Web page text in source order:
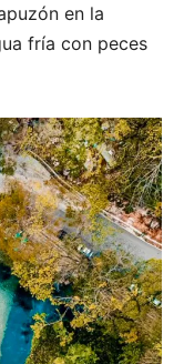
en la
fría con peces